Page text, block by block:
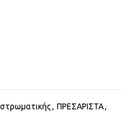
, ΠΡΕΣΑΡΙΣΤΑ,